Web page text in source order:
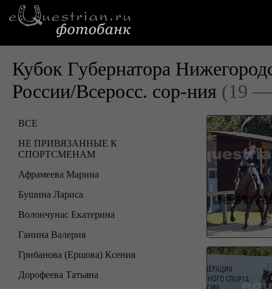
Кубок Губернатора
России/Всеросс. сор-ния (19 —
ВСЕ
НЕ ПРИВЯЗАННЫЕ К
СПОРТСМЕНАМ
Афрамеева Марина
Бушина Лариса
Волончунас Екатерина
Ганина Валерия
Грибанова (Ершова) Ксения
Дорофеева Татьяна